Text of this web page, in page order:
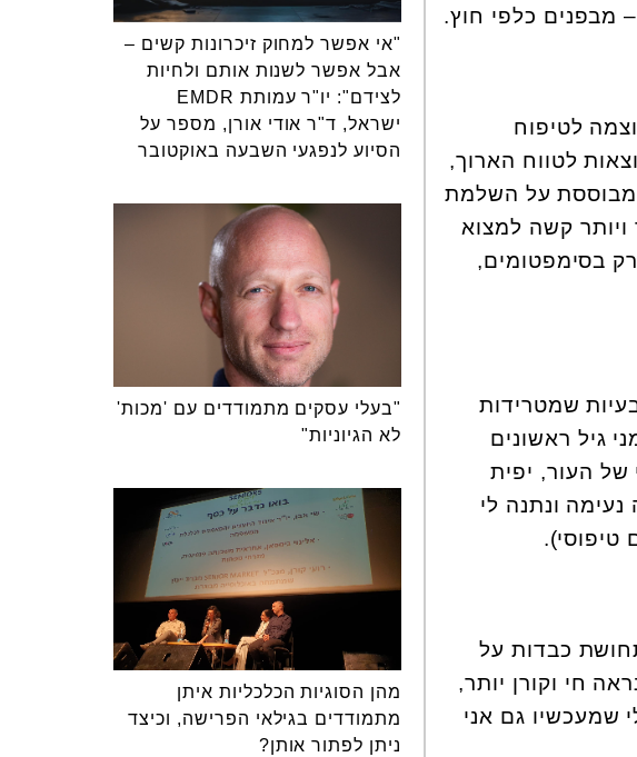
מבפנים כלפי חוץ.
לטיפוח
לטווח הארוך,
מבוססת על השלמת
ויותר קשה למצוא
בסימפטומים,
שמטרידות
גיל ראשונים
של העור, יפית
ונתנה לי
כבדות על
חי וקורן יותר,
שמעכשיו גם אני
"אי אפשר למחוק זיכרונות קשים –
אבל אפשר לשנות אותם ולחיות
לצידם": יו"ר עמותת EMDR
ישראל, ד"ר אודי אורן, מספר על
הסיוע לנפגעי השבעה באוקטובר
"בעלי עסקים מתמודדים עם 'מכות'
לא הגיוניות"
מהן הסוגיות הכלכליות איתן
מתמודדים בגילאי הפרישה, וכיצד
ניתן לפתור אותן?